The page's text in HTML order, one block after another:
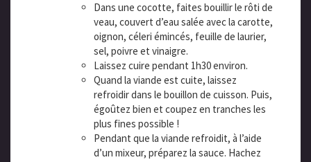
Dans une cocotte, faites bouillir le rôti de
veau, couvert d’eau salée avec la carotte,
oignon, céleri émincés, feuille de laurier,
sel, poivre et vinaigre.
Laissez cuire pendant 1h30 environ.
Quand la viande est cuite, laissez
refroidir dans le bouillon de cuisson. Puis,
égoûtez bien et coupez en tranches les
plus fines possible !
Pendant que la viande refroidit, à l’aide
d’un mixeur, préparez la sauce. Hachez